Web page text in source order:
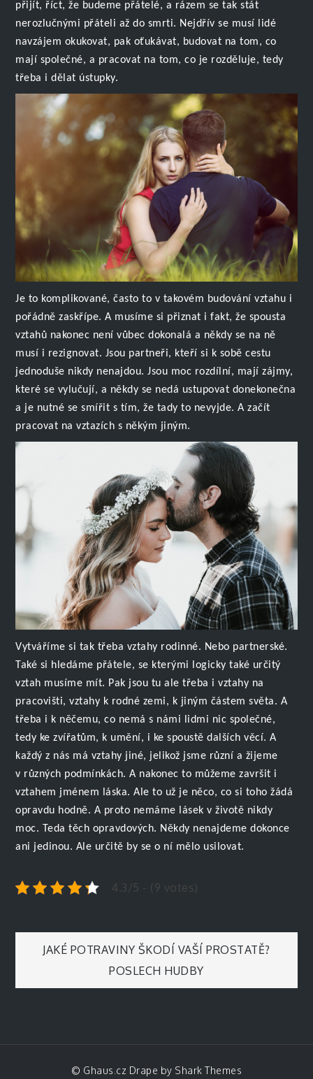
přijít, říct, že budeme přátelé, a rázem se tak stát
nerozlučnými přáteli až do smrti. Nejdřív se musí lidé
navzájem okukovat, pak oťukávat, budovat na tom, co
mají společné, a pracovat na tom, co je rozděluje, tedy
třeba i dělat ústupky.
Je to komplikované, často to v takovém budování vztahu i
pořádně zaskřípe. A musíme si přiznat i fakt, že spousta
vztahů nakonec není vůbec dokonalá a někdy se na ně
musí i rezignovat. Jsou partneři, kteří si k sobě cestu
jednoduše nikdy nenajdou. Jsou moc rozdílní, mají zájmy,
které se vylučují, a někdy se nedá ustupovat donekonečna
a je nutné se smířit s tím, že tady to nevyjde. A začít
pracovat na vztazích s někým jiným.
Vytváříme si tak třeba vztahy rodinné. Nebo partnerské.
Také si hledáme přátele, se kterými logicky také určitý
vztah musíme mít. Pak jsou tu ale třeba i vztahy na
pracovišti, vztahy k rodné zemi, k jiným částem světa. A
třeba i k něčemu, co nemá s námi lidmi nic společné,
tedy ke zvířatům, k umění, i ke spoustě dalších věcí. A
každý z nás má vztahy jiné, jelikož jsme různí a žijeme
v různých podmínkách.A nakonec to můžeme završit i
vztahem jménem láska. Ale to už je něco, co si toho žádá
opravdu hodně. A proto nemáme lásek v životě nikdy
moc. Teda těch opravdových. Někdy nenajdeme dokonce
ani jedinou. Ale určitě by se o ní mělo usilovat.
4.3/5 - (9 votes)
Navigace
pro
JAKÉ POTRAVINY ŠKODÍ VAŠÍ PROSTATĚ?
POSLECH HUDBY
© Ghaus.cz Drape by Shark Themes